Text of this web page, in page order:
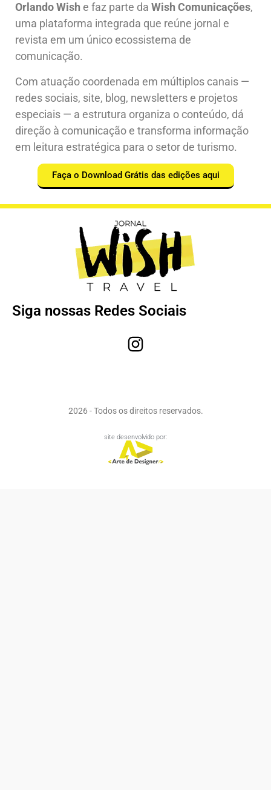
Orlando Wish e faz parte da Wish Comunicações,
uma plataforma integrada que reúne jornal e
revista em um único ecossistema de
comunicação.
Com atuação coordenada em múltiplos canais —
redes sociais, site, blog, newsletters e projetos
especiais — a estrutura organiza o conteúdo, dá
direção à comunicação e transforma informação
em leitura estratégica para o setor de turismo.
Faça o Download Grátis das edições aqui
Siga nossas Redes Sociais
2026 - Todos os direitos reservados.
site desenvolvido por: